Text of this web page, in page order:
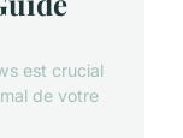
est crucial
de votre